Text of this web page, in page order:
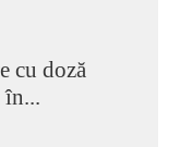
cu doză
în...